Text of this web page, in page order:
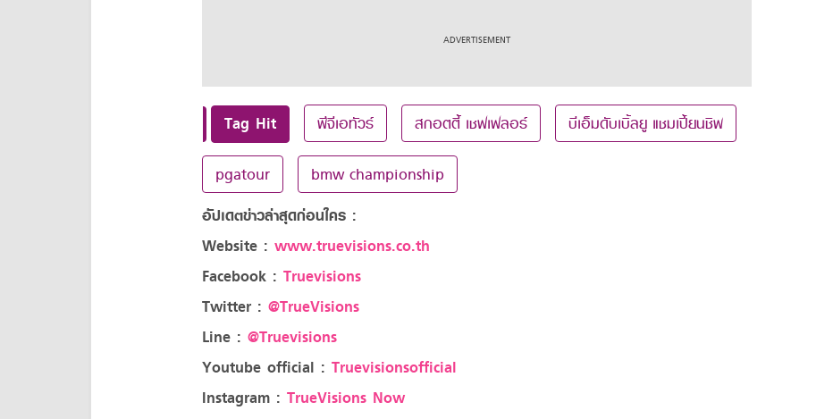
Tag Hit พีจีเอทัวร์ สกอตตี้ เชฟเฟลอร์ บีเอ็มดับเบิ้ลยู แชมเปี้ยนชิพ
pgatour bmw championship
อัปเดตข่าวล่าสุดก่อนใคร :
Website : www.truevisions.co.th
Facebook : Truevisions
Twitter : @TrueVisions
Line : @Truevisions
Youtube official : Truevisionsofficial
Instagram : TrueVisions Now